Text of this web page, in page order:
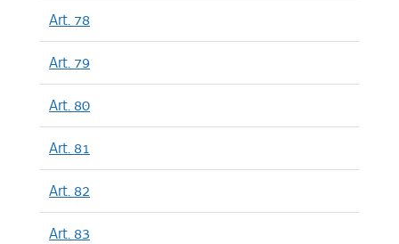
Art. 78
Art. 79
Art. 80
Art. 81
Art. 82
Art. 83